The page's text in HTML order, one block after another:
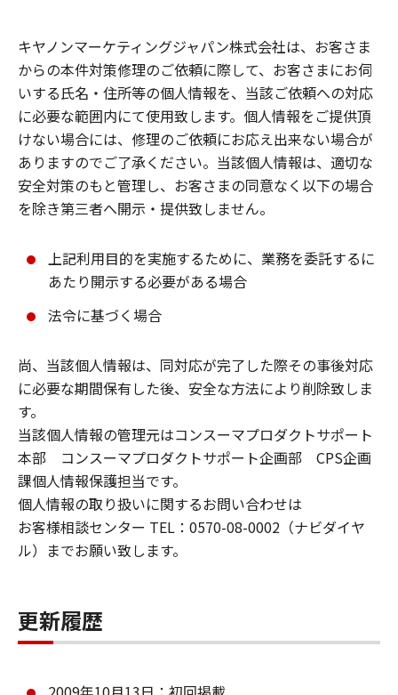
キヤノンマーケティングジャパン株式会社は、お客さま
からの本件対策修理のご依頼に際して、お客さまにお伺
いする氏名・住所等の個人情報を、当該ご依頼への対応
に必要な範囲内にて使用致します。個人情報をご提供頂
けない場合には、修理のご依頼にお応え出来ない場合が
ありますのでご了承ください。当該個人情報は、適切な
安全対策のもと管理し、お客さまの同意なく以下の場合
を除き第三者へ開示・提供致しません。
上記利用目的を実施するために、業務を委託するに
あたり開示する必要がある場合
法令に基づく場合
尚、当該個人情報は、同対応が完了した際その事後対応
に必要な期間保有した後、安全な方法により削除致しま
す。
当該個人情報の管理元はコンスーマプロダクトサポート
本部 コンスーマプロダクトサポート企画部 CPS企画
課個人情報保護担当です。
個人情報の取り扱いに関するお問い合わせは
お客様相談センター TEL：0570-08-0002（ナビダイヤ
ル）までお願い致します。
更新履歴